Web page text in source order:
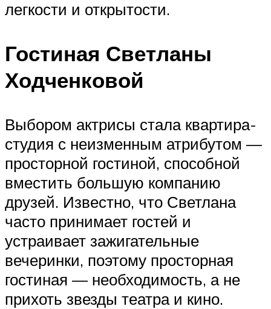
легкости и открытости.
Гостиная Светланы
Ходченковой
Выбором актрисы стала квартира-
студия с неизменным атрибутом —
просторной гостиной, способной
вместить большую компанию
друзей. Известно, что Светлана
часто принимает гостей и
устраивает зажигательные
вечеринки, поэтому просторная
гостиная — необходимость, а не
прихоть звезды театра и кино.